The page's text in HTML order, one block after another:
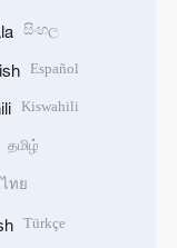
සිංහල
Español
Kiswahili
தமிழ்
ไทย
Türkçe